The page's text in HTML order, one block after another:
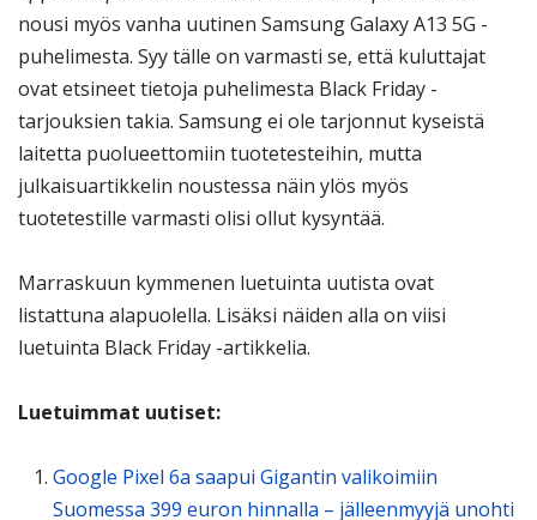
nousi myös vanha uutinen Samsung Galaxy A13 5G -
puhelimesta. Syy tälle on varmasti se, että kuluttajat
ovat etsineet tietoja puhelimesta Black Friday -
tarjouksien takia. Samsung ei ole tarjonnut kyseistä
laitetta puolueettomiin tuotetesteihin, mutta
julkaisuartikkelin noustessa näin ylös myös
tuotetestille varmasti olisi ollut kysyntää.
Marraskuun kymmenen luetuinta uutista ovat
listattuna alapuolella. Lisäksi näiden alla on viisi
luetuinta Black Friday -artikkelia.
Luetuimmat uutiset:
Google Pixel 6a saapui Gigantin valikoimiin
Suomessa 399 euron hinnalla – jälleenmyyjä unohti